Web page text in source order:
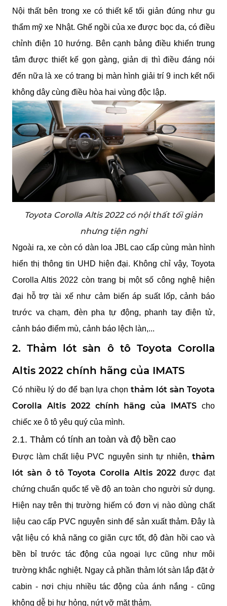
Nội thất bên trong xe có thiết kế tối giản đúng như gu
thẩm mỹ xe Nhật. Ghế ngồi của xe được bọc da, có điều
chỉnh điện 10 hướng. Bên cạnh bảng điều khiển trung
tâm được thiết kế gọn gàng, giản dị thì điều đáng nói
đến nữa là xe có trang bị màn hình giải trí 9 inch kết nối
không dây cùng điều hòa hai vùng độc lập.
Toyota Corolla Altis 2022 có nội thất tối giản
nhưng tiện nghi
Ngoài ra, xe còn có dàn loa JBL cao cấp cùng màn hình
hiển thị thông tin UHD hiện đại. Không chỉ vậy, Toyota
Corolla Altis 2022 còn trang bị một số công nghệ hiện
đại hỗ trợ tài xế như cảm biến áp suất lốp, cảnh báo
trước va chạm, đèn pha tự động, phanh tay điện tử,
cảnh báo điểm mù, cảnh báo lệch làn,...
2. Thảm lót sàn ô tô Toyota Corolla
Altis 2022 chính hãng của IMATS
Có nhiều lý do để bạn lựa chọn thảm lót sàn Toyota
Corolla Altis 2022 chính hãng của IMATS cho
chiếc xe ô tô yêu quý của mình.
2.1. Thảm có tính an toàn và độ bền cao
Được làm chất liệu PVC nguyên sinh tự nhiên, thảm
lót sàn ô tô Toyota Corolla Altis 2022 được đạt
chứng chuẩn quốc tế về độ an toàn cho người sử dụng.
Hiện nay trên thị trường hiếm có đơn vị nào dùng chất
liệu cao cấp PVC nguyên sinh để sản xuất thảm. Đây là
vật liệu có khả năng co giãn cực tốt, độ đàn hồi cao và
bền bỉ trước tác động của ngoại lực cũng như môi
trường khắc nghiệt. Ngay cả phần thảm lót sàn lắp đặt ở
cabin - nơi chịu nhiều tác động của ánh nắng - cũng
không dễ bị hư hỏng, nứt vỡ mặt thảm.